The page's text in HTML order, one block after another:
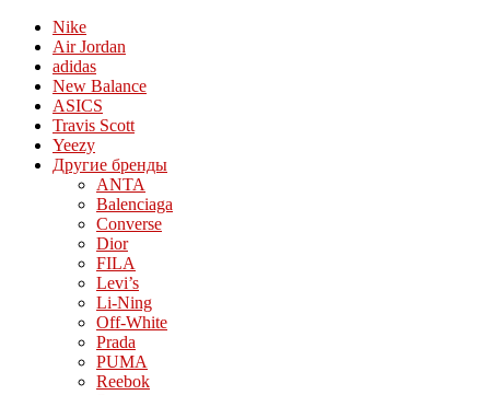
Nike
Air Jordan
adidas
New Balance
ASICS
Travis Scott
Yeezy
Другие бренды
ANTA
Balenciaga
Converse
Dior
FILA
Levi’s
Li-Ning
Off-White
Prada
PUMA
Reebok